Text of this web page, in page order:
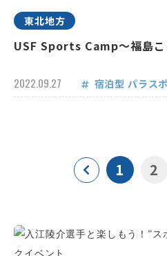
東北地方
USF Sports Camp～福島こ
2022.09.27 宿泊型 パラス
1 2